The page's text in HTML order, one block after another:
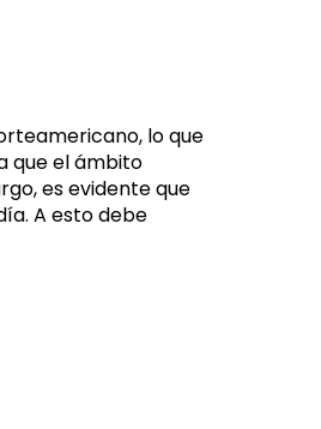
lo que
que el ámbito
es evidente que
A esto debe